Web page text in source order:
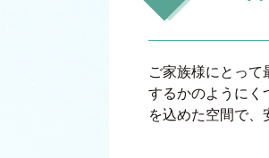
ご家族様にとっ
するかのようにく
を込めた空間で、